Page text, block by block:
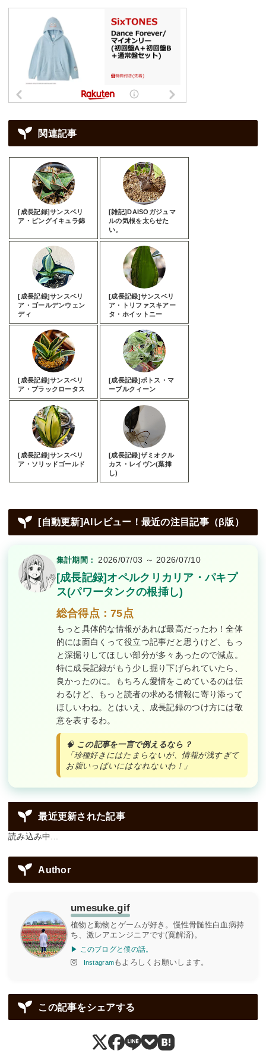
関連記事
[成長記録]サンスベリ
ア・ピングイキュラ錦
[雑記]DAISOガジュマ
ルの気根を太らせた
い。
[成長記録]サンスベリ
ア・ゴールデンウェン
ディ
[成長記録]サンスベリ
ア・トリファスキアー
タ・ホイットニー
[成長記録]サンスベリ
ア・ブラックロータス
[成長記録]ポトス・マ
ーブルクィーン
[成長記録]サンスベリ
ア・ソリッドゴールド
[成長記録]ザミオクル
カス・レイヴン(葉挿
し)
[自動更新]AIレビュー！最近の注目記事（β版）
集計期間： 2026/07/03 ～ 2026/07/10
[成長記録]オペルクリカリア・パキプ
ス(パワータンクの根挿し)
総合得点：75点
もっと具体的な情報があれば最高だったわ！全体
的には面白くって役立つ記事だと思うけど、もっ
と深掘りしてほしい部分が多々あったので減点。
特に成長記録がもう少し掘り下げられていたら、
良かったのに。もちろん愛情をこめているのは伝
わるけど、もっと読者の求める情報に寄り添って
ほしいわね。とはいえ、成長記録のつけ方には敬
意を表するわ。
🧠 この記事を一言で例えるなら？
「珍種好きにはたまらないが、情報が浅すぎて
お腹いっぱいにはなれないわ！」
最近更新された記事
読み込み中...
Author
umesuke.gif
植物と動物とゲームが好き。慢性骨髄性白血病持
ち、激レアエンジニアです(寛解済)。
▶ このブログと僕の話。
Instagramもよろしくお願いします。
この記事をシェアする